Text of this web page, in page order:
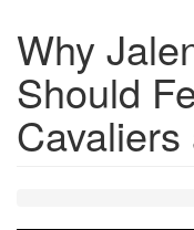
Why
Should